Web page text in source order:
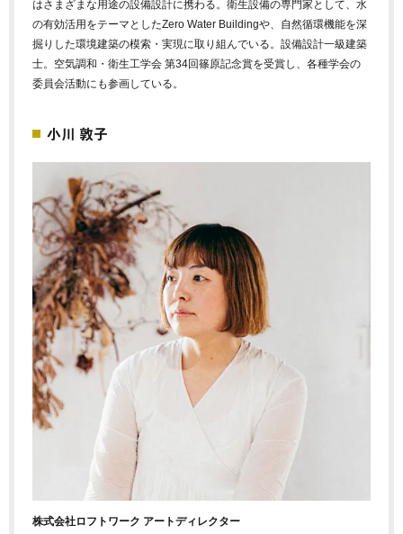
はさまざまな用途の設備設計に携わる。衛生設備の専門家として、水
の有効活用をテーマとしたZero Water Buildingや、自然循環機能を深
掘りした環境建築の模索・実現に取り組んでいる。設備設計一級建築
士。空気調和・衛生工学会 第34回篠原記念賞を受賞し、各種学会の
委員会活動にも参画している。
小川 敦子
株式会社ロフトワーク アートディレクター